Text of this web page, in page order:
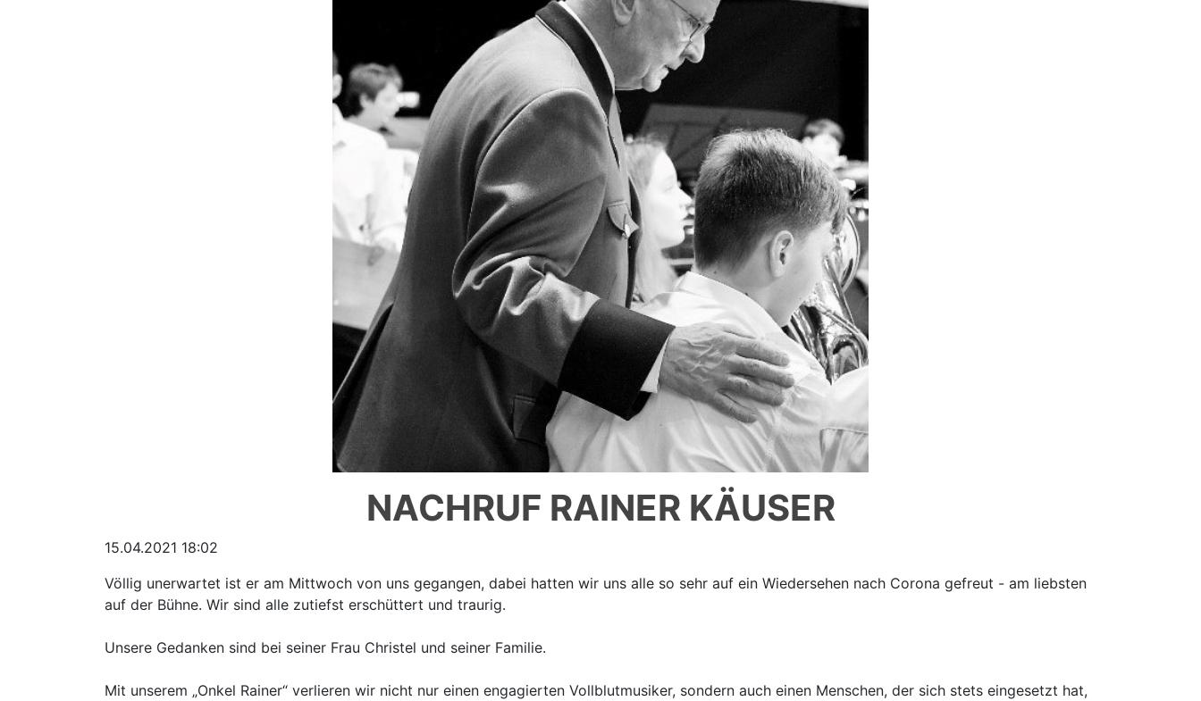
NACHRUF RAINER KÄUSER
15.04.2021 18:02
Völlig unerwartet ist er am Mittwoch von uns gegangen, dabei hatten wir uns alle so sehr auf ein Wiedersehen nach Corona gefreut - am liebsten
auf der Bühne. Wir sind alle zutiefst erschüttert und traurig.
Unsere Gedanken sind bei seiner Frau Christel und seiner Familie.
Mit unserem „Onkel Rainer“ verlieren wir nicht nur einen engagierten Vollblutmusiker, sondern auch einen Menschen, der sich stets eingesetzt hat,